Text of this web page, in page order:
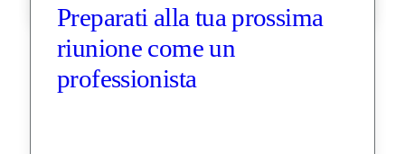
Preparati alla tua prossima
riunione come un
professionista